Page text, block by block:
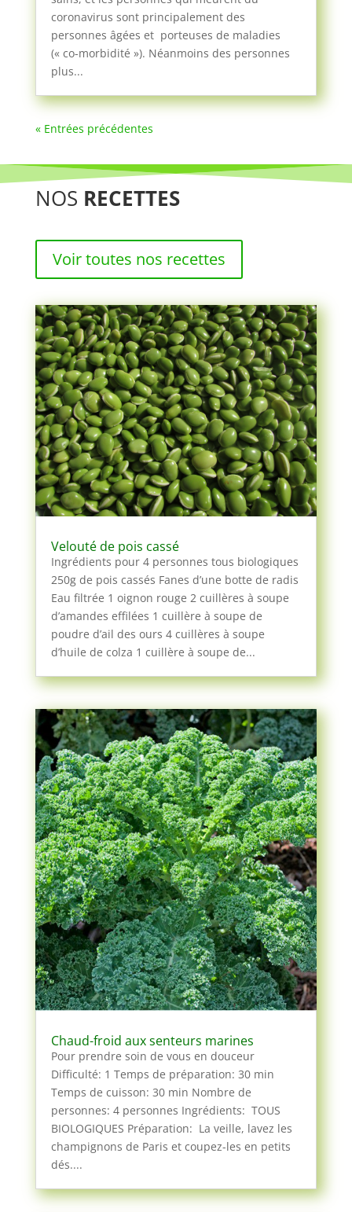
coronavirus sont principalement des
personnes âgées et porteuses de maladies
(« co-morbidité »). Néanmoins des personnes
plus...
« Entrées précédentes
NOS RECETTES
Voir toutes nos recettes
Velouté de pois cassé
Ingrédients pour 4 personnes tous biologiques
250g de pois cassés Fanes d’une botte de radis
Eau filtrée 1 oignon rouge 2 cuillères à soupe
d’amandes effilées 1 cuillère à soupe de
poudre d’ail des ours 4 cuillères à soupe
d’huile de colza 1 cuillère à soupe de...
Chaud-froid aux senteurs marines
Pour prendre soin de vous en douceur
Difficulté: 1 Temps de préparation: 30 min
Temps de cuisson: 30 min Nombre de
personnes: 4 personnes Ingrédients: TOUS
BIOLOGIQUES Préparation: La veille, lavez les
champignons de Paris et coupez-les en petits
dés....